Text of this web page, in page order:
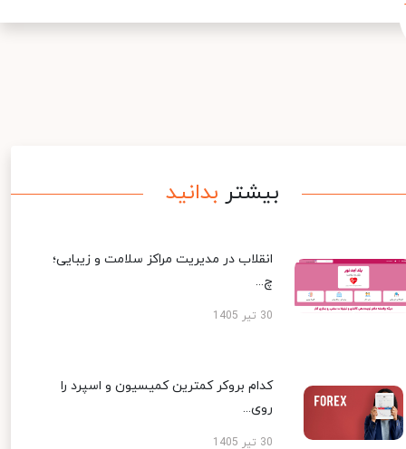
بیشتر بدانید
انقلاب در مدیریت مراکز سلامت و زیبایی؛
چ...
30 تیر 1405
کدام بروکر کمترین کمیسیون و اسپرد را
روی...
30 تیر 1405